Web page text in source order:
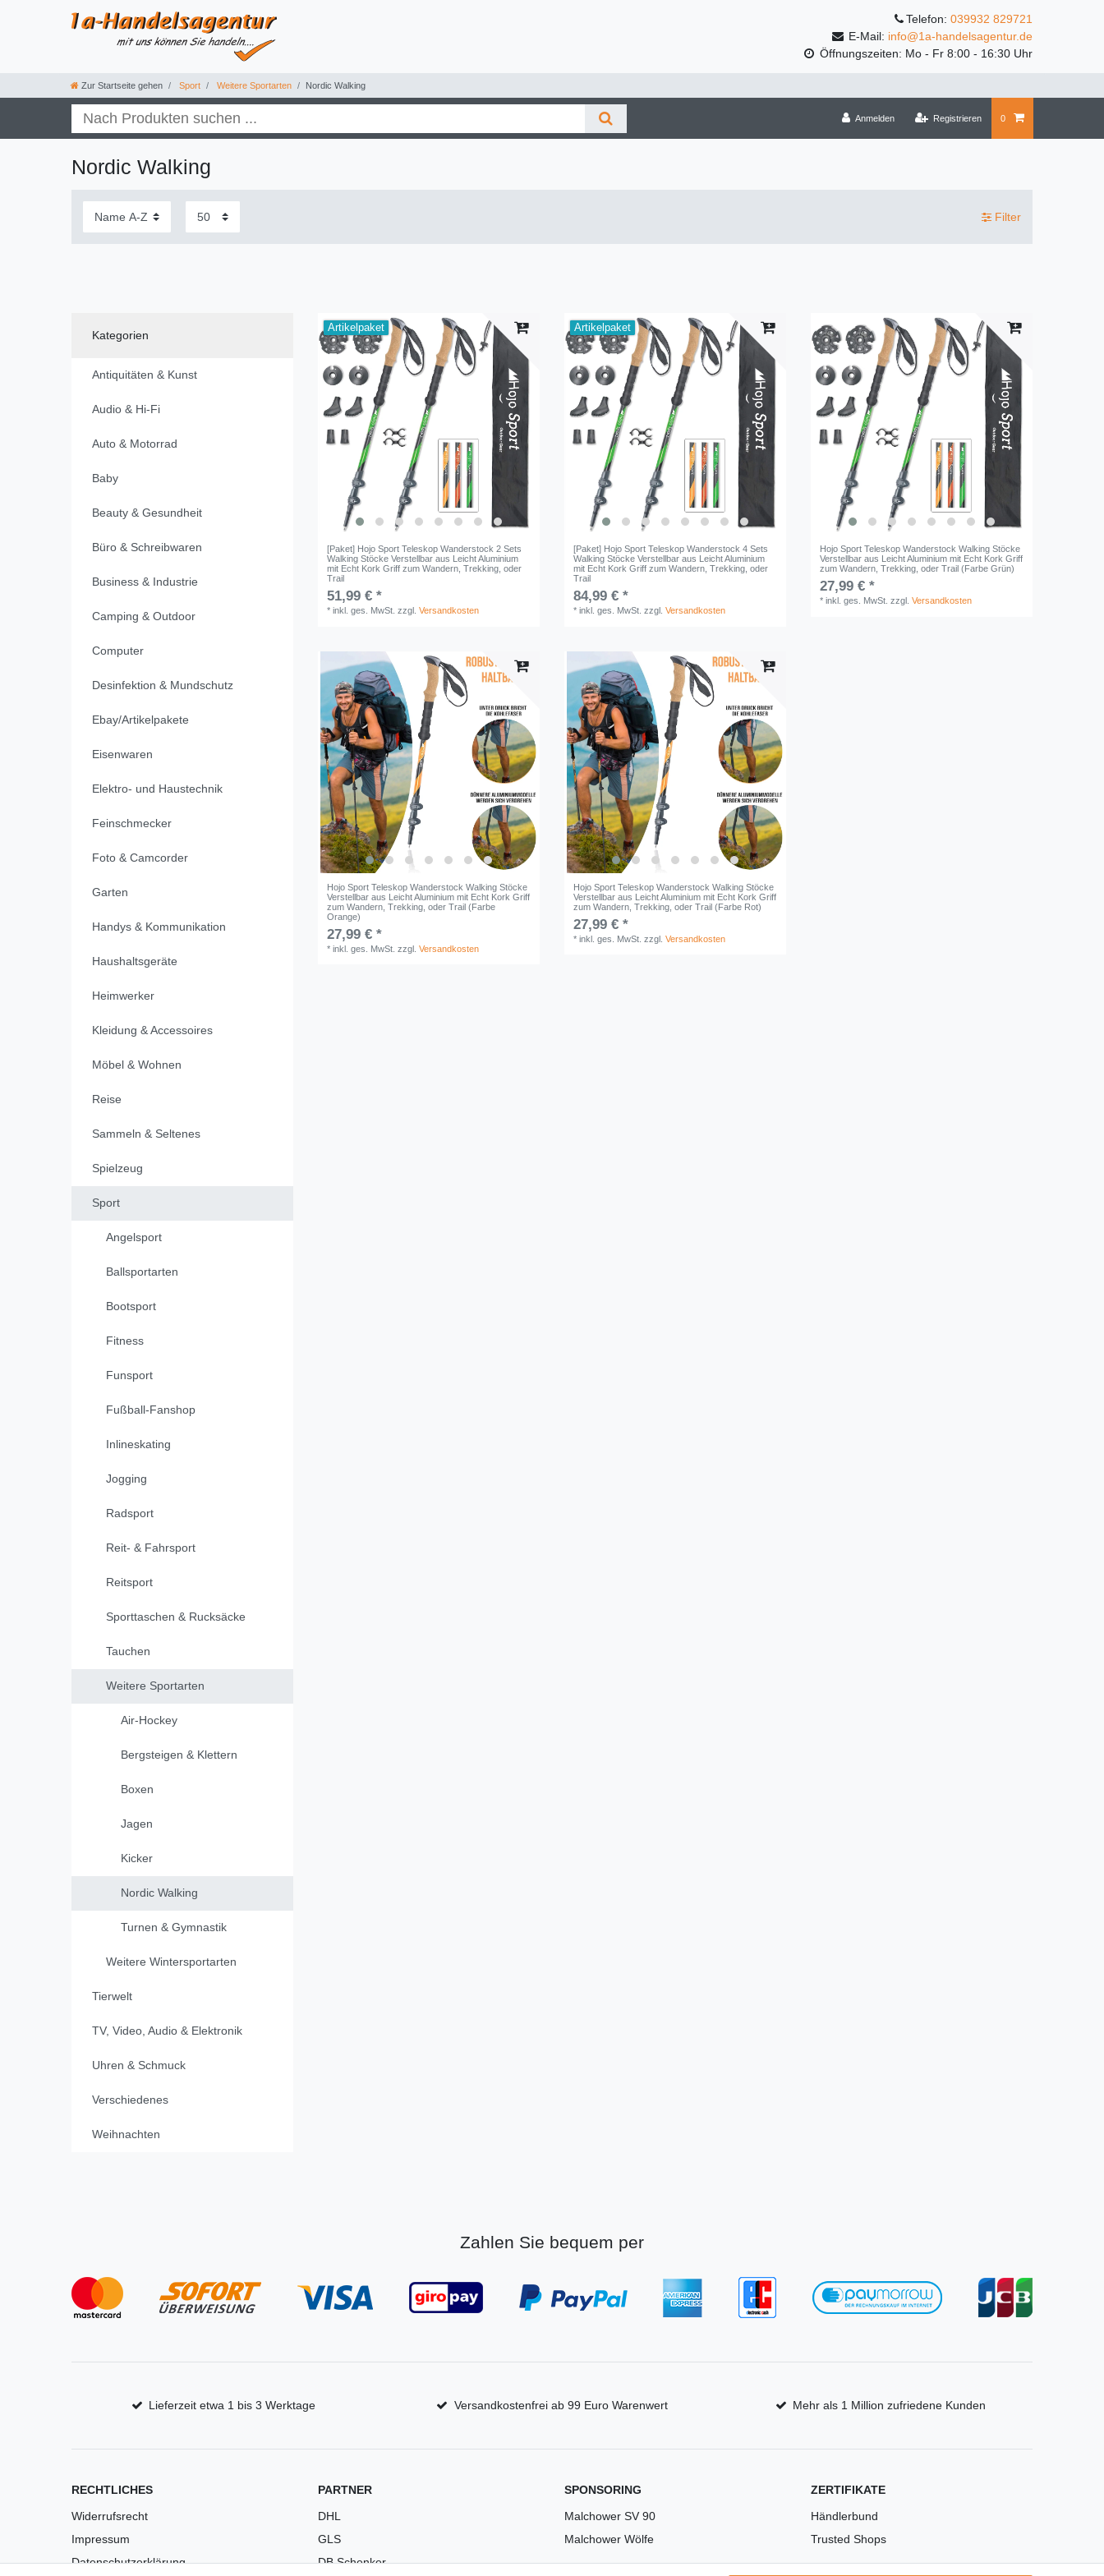
Telefon: 039932 829721
E-Mail: info@1a-handelsagentur.de
Öffnungszeiten: Mo - Fr 8:00 - 16:30 Uhr
Zur Startseite gehen Sport Weitere Sportarten Nordic Walking
Anmelden Registrieren 0
Nordic Walking
Filter
Kategorien
Antiquitäten & Kunst
Audio & Hi-Fi
Auto & Motorrad
Baby
Beauty & Gesundheit
Büro & Schreibwaren
Business & Industrie
Camping & Outdoor
Computer
Desinfektion & Mundschutz
Ebay/Artikelpakete
Eisenwaren
Elektro- und Haustechnik
Feinschmecker
Foto & Camcorder
Garten
Handys & Kommunikation
Haushaltsgeräte
Heimwerker
Kleidung & Accessoires
Möbel & Wohnen
Reise
Sammeln & Seltenes
Spielzeug
Sport
Angelsport
Ballsportarten
Bootsport
Fitness
Funsport
Fußball-Fanshop
Inlineskating
Jogging
Radsport
Reit- & Fahrsport
Reitsport
Sporttaschen & Rucksäcke
Tauchen
Weitere Sportarten
Air-Hockey
Bergsteigen & Klettern
Boxen
Jagen
Kicker
Nordic Walking
Turnen & Gymnastik
Weitere Wintersportarten
Tierwelt
TV, Video, Audio & Elektronik
Uhren & Schmuck
Verschiedenes
Weihnachten
Artikelpaket
[Paket] Hojo Sport Teleskop Wanderstock 2 Sets
Walking Stöcke Verstellbar aus Leicht Aluminium
mit Echt Kork Griff zum Wandern, Trekking, oder
Trail
51,99 € *
*inkl. ges. MwSt. zzgl.Versandkosten
Artikelpaket
[Paket] Hojo Sport Teleskop Wanderstock 4 Sets
Walking Stöcke Verstellbar aus Leicht Aluminium
mit Echt Kork Griff zum Wandern, Trekking, oder
Trail
84,99 € *
*inkl. ges. MwSt. zzgl.Versandkosten
Hojo Sport Teleskop Wanderstock Walking Stöcke
Verstellbar aus Leicht Aluminium mit Echt Kork Griff
zum Wandern, Trekking, oder Trail (Farbe Grün)
27,99 € *
*inkl. ges. MwSt. zzgl.Versandkosten
Hojo Sport Teleskop Wanderstock Walking Stöcke
Verstellbar aus Leicht Aluminium mit Echt Kork Griff
zum Wandern, Trekking, oder Trail (Farbe
Orange)
27,99 € *
*inkl. ges. MwSt. zzgl.Versandkosten
Hojo Sport Teleskop Wanderstock Walking Stöcke
Verstellbar aus Leicht Aluminium mit Echt Kork Griff
zum Wandern, Trekking, oder Trail (Farbe Rot)
27,99 € *
*inkl. ges. MwSt. zzgl.Versandkosten
Zahlen Sie bequem per
Lieferzeit etwa 1 bis 3 Werktage Versandkostenfrei ab 99 Euro Warenwert Mehr als 1 Million zufriedene Kunden
RECHTLICHES
Widerrufsrecht
Impressum
Datenschutzerklärung
PARTNER
DHL
GLS
DB Schenker
SPONSORING
Malchower SV 90
Malchower Wölfe
ZERTIFIKATE
Händlerbund
Trusted Shops